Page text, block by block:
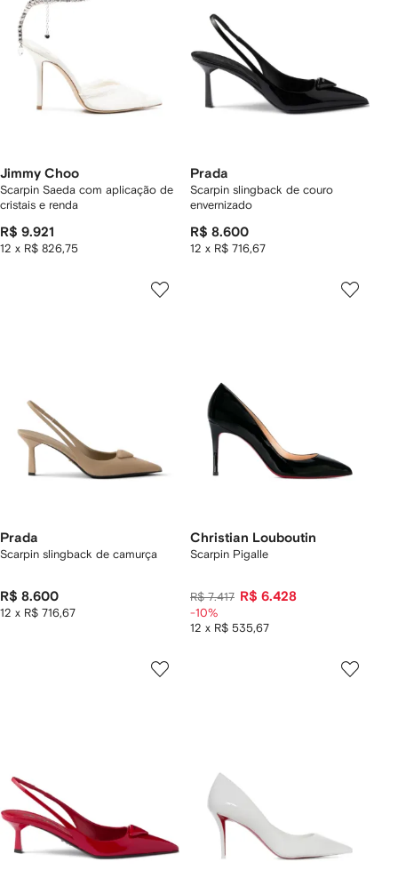
Jimmy Choo
Scarpin Saeda com aplicação de
cristais e renda
R$ 9.921
12 x R$ 826,75
Prada
Scarpin slingback de couro
envernizado
R$ 8.600
12 x R$ 716,67
Prada
Scarpin slingback de camurça
R$ 8.600
12 x R$ 716,67
Christian Louboutin
Scarpin Pigalle
R$ 7.417 R$ 6.428
12 x R$ 535,67
-10%